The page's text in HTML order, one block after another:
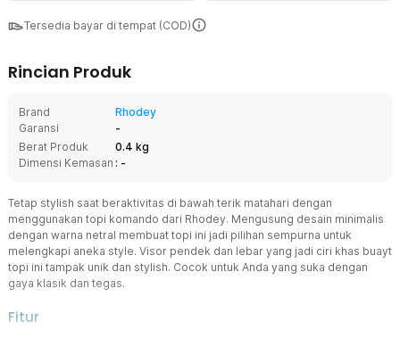
Tersedia bayar di tempat (COD)
Rincian Produk
Brand
Rhodey
Garansi
-
Berat Produk
0.4 kg
Dimensi Kemasan : -
Tetap stylish saat beraktivitas di bawah terik matahari dengan
menggunakan topi komando dari Rhodey. Mengusung desain minimalis
dengan warna netral membuat topi ini jadi pilihan sempurna untuk
melengkapi aneka style. Visor pendek dan lebar yang jadi ciri khas buayt
topi ini tampak unik dan stylish. Cocok untuk Anda yang suka dengan
gaya klasik dan tegas.
Fitur